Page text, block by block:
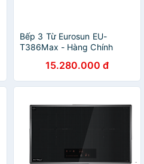
Bếp 3 Từ Eurosun EU-
T386Max - Hàng Chính
15.280.000 đ